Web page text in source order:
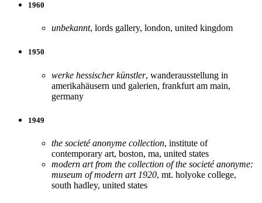
1960
unbekannt, lords gallery, london, united kingdom
1950
werke hessischer künstler, wanderausstellung in
amerikahäusern und galerien, frankfurt am main,
germany
1949
the societé anonyme collection, institute of
contemporary art, boston, ma, united states
modern art from the collection of the societé anonyme:
museum of modern art 1920, mt. holyoke college,
south hadley, united states